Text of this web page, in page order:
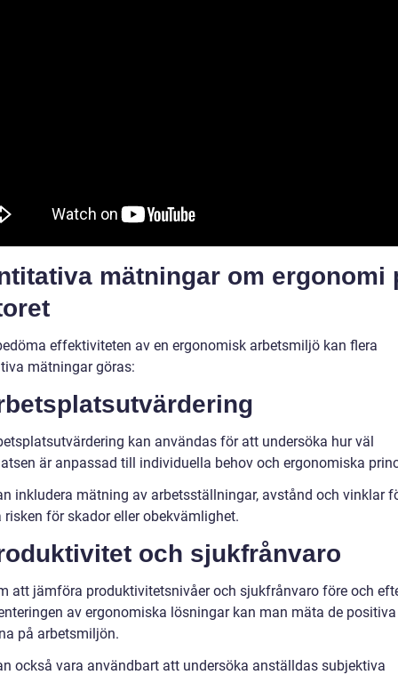
mätningar om ergonomi
effektiviteten av en ergonomisk arbetsmiljö kan flera
mätningar göras:
kan användas för att undersöka hur väl
är anpassad till individuella behov och ergonomiska
inkludera mätning av arbetsställningar, avstånd och vinklar
risken för skador eller obekvämlighet.
och sjukfrånvaro
att jämföra produktivitetsnivåer och sjukfrånvaro före och
av ergonomiska lösningar kan man mäta de positiva
på arbetsmiljön.
också vara användbart att undersöka anställdas subjektiva